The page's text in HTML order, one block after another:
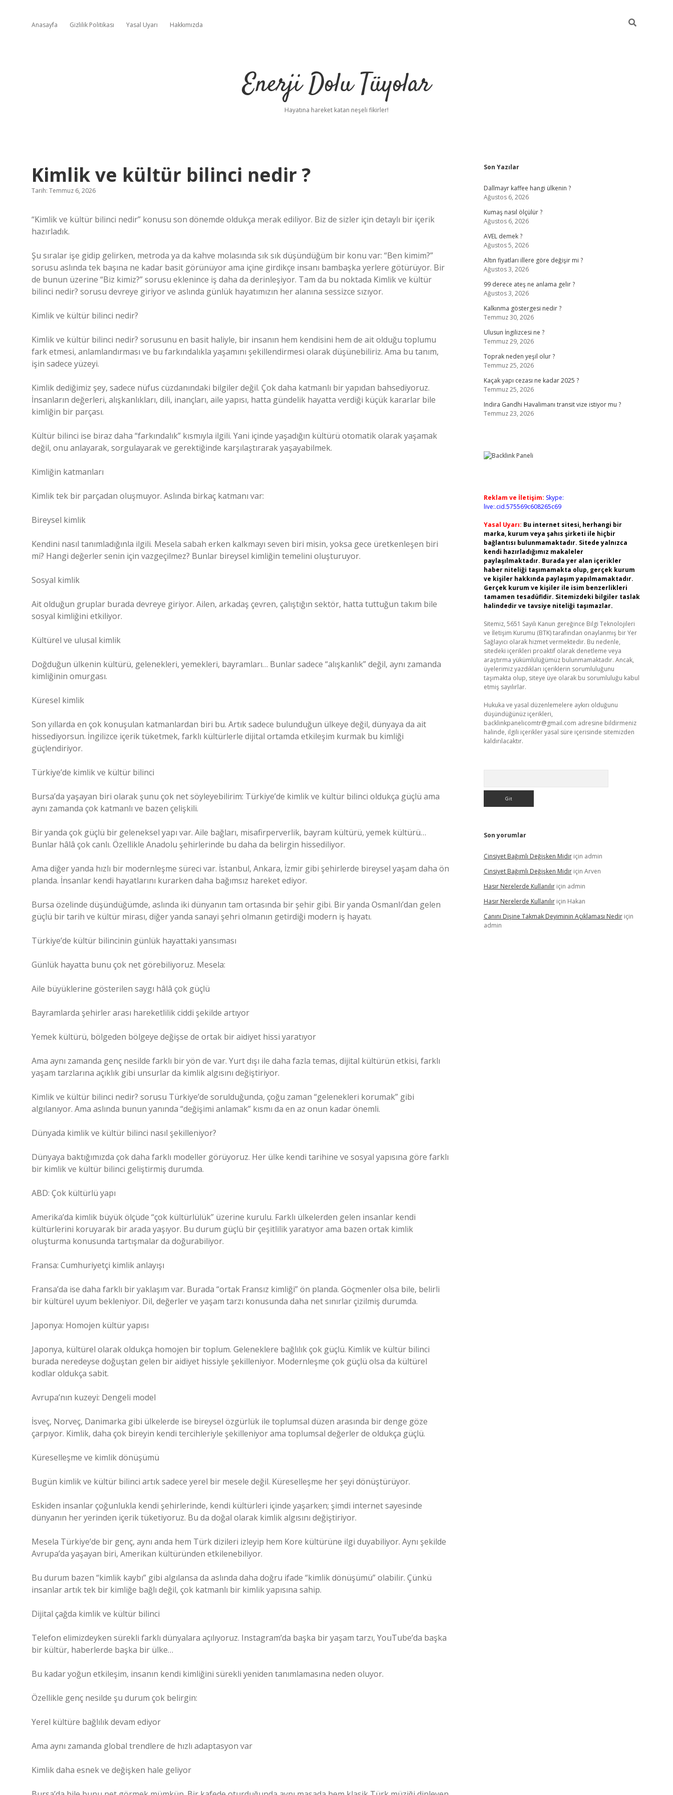
Anasayfa Gizlilik Politikası Yasal Uyarı Hakkımızda
Enerji Dolu Tüyolar
Hayatına hareket katan neşeli fikirler!
Kimlik ve kültür bilinci nedir ?
Tarih: Temmuz 6, 2026
“Kimlik ve kültür bilinci nedir” konusu son dönemde oldukça merak ediliyor. Biz de sizler için detaylı bir içerik
hazırladık.
Şu sıralar işe gidip gelirken, metroda ya da kahve molasında sık sık düşündüğüm bir konu var: “Ben kimim?”
sorusu aslında tek başına ne kadar basit görünüyor ama içine girdikçe insanı bambaşka yerlere götürüyor. Bir
de bunun üzerine “Biz kimiz?” sorusu eklenince iş daha da derinleşiyor. Tam da bu noktada Kimlik ve kültür
bilinci nedir? sorusu devreye giriyor ve aslında günlük hayatımızın her alanına sessizce sızıyor.
Kimlik ve kültür bilinci nedir?
Kimlik ve kültür bilinci nedir? sorusunu en basit haliyle, bir insanın hem kendisini hem de ait olduğu toplumu
fark etmesi, anlamlandırması ve bu farkındalıkla yaşamını şekillendirmesi olarak düşünebiliriz. Ama bu tanım,
işin sadece yüzeyi.
Kimlik dediğimiz şey, sadece nüfus cüzdanındaki bilgiler değil. Çok daha katmanlı bir yapıdan bahsediyoruz.
İnsanların değerleri, alışkanlıkları, dili, inançları, aile yapısı, hatta gündelik hayatta verdiği küçük kararlar bile
kimliğin bir parçası.
Kültür bilinci ise biraz daha “farkındalık” kısmıyla ilgili. Yani içinde yaşadığın kültürü otomatik olarak yaşamak
değil, onu anlayarak, sorgulayarak ve gerektiğinde karşılaştırarak yaşayabilmek.
Kimliğin katmanları
Kimlik tek bir parçadan oluşmuyor. Aslında birkaç katmanı var:
Bireysel kimlik
Kendini nasıl tanımladığınla ilgili. Mesela sabah erken kalkmayı seven biri misin, yoksa gece üretkenleşen biri
mi? Hangi değerler senin için vazgeçilmez? Bunlar bireysel kimliğin temelini oluşturuyor.
Sosyal kimlik
Ait olduğun gruplar burada devreye giriyor. Ailen, arkadaş çevren, çalıştığın sektör, hatta tuttuğun takım bile
sosyal kimliğini etkiliyor.
Kültürel ve ulusal kimlik
Doğduğun ülkenin kültürü, gelenekleri, yemekleri, bayramları… Bunlar sadece “alışkanlık” değil, aynı zamanda
kimliğinin omurgası.
Küresel kimlik
Son yıllarda en çok konuşulan katmanlardan biri bu. Artık sadece bulunduğun ülkeye değil, dünyaya da ait
hissediyorsun. İngilizce içerik tüketmek, farklı kültürlerle dijital ortamda etkileşim kurmak bu kimliği
güçlendiriyor.
Türkiye’de kimlik ve kültür bilinci
Bursa’da yaşayan biri olarak şunu çok net söyleyebilirim: Türkiye’de kimlik ve kültür bilinci oldukça güçlü ama
aynı zamanda çok katmanlı ve bazen çelişkili.
Bir yanda çok güçlü bir geleneksel yapı var. Aile bağları, misafirperverlik, bayram kültürü, yemek kültürü…
Bunlar hâlâ çok canlı. Özellikle Anadolu şehirlerinde bu daha da belirgin hissediliyor.
Ama diğer yanda hızlı bir modernleşme süreci var. İstanbul, Ankara, İzmir gibi şehirlerde bireysel yaşam daha ön
planda. İnsanlar kendi hayatlarını kurarken daha bağımsız hareket ediyor.
Bursa özelinde düşündüğümde, aslında iki dünyanın tam ortasında bir şehir gibi. Bir yanda Osmanlı’dan gelen
güçlü bir tarih ve kültür mirası, diğer yanda sanayi şehri olmanın getirdiği modern iş hayatı.
Türkiye’de kültür bilincinin günlük hayattaki yansıması
Günlük hayatta bunu çok net görebiliyoruz. Mesela:
Aile büyüklerine gösterilen saygı hâlâ çok güçlü
Bayramlarda şehirler arası hareketlilik ciddi şekilde artıyor
Yemek kültürü, bölgeden bölgeye değişse de ortak bir aidiyet hissi yaratıyor
Ama aynı zamanda genç nesilde farklı bir yön de var. Yurt dışı ile daha fazla temas, dijital kültürün etkisi, farklı
yaşam tarzlarına açıklık gibi unsurlar da kimlik algısını değiştiriyor.
Kimlik ve kültür bilinci nedir? sorusu Türkiye’de sorulduğunda, çoğu zaman “gelenekleri korumak” gibi
algılanıyor. Ama aslında bunun yanında “değişimi anlamak” kısmı da en az onun kadar önemli.
Dünyada kimlik ve kültür bilinci nasıl şekilleniyor?
Dünyaya baktığımızda çok daha farklı modeller görüyoruz. Her ülke kendi tarihine ve sosyal yapısına göre farklı
bir kimlik ve kültür bilinci geliştirmiş durumda.
ABD: Çok kültürlü yapı
Amerika’da kimlik büyük ölçüde “çok kültürlülük” üzerine kurulu. Farklı ülkelerden gelen insanlar kendi
kültürlerini koruyarak bir arada yaşıyor. Bu durum güçlü bir çeşitlilik yaratıyor ama bazen ortak kimlik
oluşturma konusunda tartışmalar da doğurabiliyor.
Fransa: Cumhuriyetçi kimlik anlayışı
Fransa’da ise daha farklı bir yaklaşım var. Burada “ortak Fransız kimliği” ön planda. Göçmenler olsa bile, belirli
bir kültürel uyum bekleniyor. Dil, değerler ve yaşam tarzı konusunda daha net sınırlar çizilmiş durumda.
Japonya: Homojen kültür yapısı
Japonya, kültürel olarak oldukça homojen bir toplum. Geleneklere bağlılık çok güçlü. Kimlik ve kültür bilinci
burada neredeyse doğuştan gelen bir aidiyet hissiyle şekilleniyor. Modernleşme çok güçlü olsa da kültürel
kodlar oldukça sabit.
Avrupa’nın kuzeyi: Dengeli model
İsveç, Norveç, Danimarka gibi ülkelerde ise bireysel özgürlük ile toplumsal düzen arasında bir denge göze
çarpıyor. Kimlik, daha çok bireyin kendi tercihleriyle şekilleniyor ama toplumsal değerler de oldukça güçlü.
Küreselleşme ve kimlik dönüşümü
Bugün kimlik ve kültür bilinci artık sadece yerel bir mesele değil. Küreselleşme her şeyi dönüştürüyor.
Eskiden insanlar çoğunlukla kendi şehirlerinde, kendi kültürleri içinde yaşarken; şimdi internet sayesinde
dünyanın her yerinden içerik tüketiyoruz. Bu da doğal olarak kimlik algısını değiştiriyor.
Mesela Türkiye’de bir genç, aynı anda hem Türk dizileri izleyip hem Kore kültürüne ilgi duyabiliyor. Aynı şekilde
Avrupa’da yaşayan biri, Amerikan kültüründen etkilenebiliyor.
Bu durum bazen “kimlik kaybı” gibi algılansa da aslında daha doğru ifade “kimlik dönüşümü” olabilir. Çünkü
insanlar artık tek bir kimliğe bağlı değil, çok katmanlı bir kimlik yapısına sahip.
Dijital çağda kimlik ve kültür bilinci
Telefon elimizdeyken sürekli farklı dünyalara açılıyoruz. Instagram’da başka bir yaşam tarzı, YouTube’da başka
bir kültür, haberlerde başka bir ülke…
Bu kadar yoğun etkileşim, insanın kendi kimliğini sürekli yeniden tanımlamasına neden oluyor.
Özellikle genç nesilde şu durum çok belirgin:
Yerel kültüre bağlılık devam ediyor
Ama aynı zamanda global trendlere de hızlı adaptasyon var
Kimlik daha esnek ve değişken hale geliyor
Sidebar
Son Yazılar
Dallmayr kaffee hangi ülkenin ?
Ağustos 6, 2026
Kumaş nasıl ölçülür ?
Ağustos 6, 2026
AVEL demek ?
Ağustos 5, 2026
Altın fiyatları illere göre değişir mi ?
Ağustos 3, 2026
99 derece ateş ne anlama gelir ?
Ağustos 3, 2026
Kalkınma göstergesi nedir ?
Temmuz 30, 2026
Ulusun İngilizcesi ne ?
Temmuz 29, 2026
Toprak neden yeşil olur ?
Temmuz 25, 2026
Kaçak yapı cezası ne kadar 2025 ?
Temmuz 25, 2026
Indira Gandhi Havalimanı transit vize istiyor mu ?
Temmuz 23, 2026
Reklam ve İletişim: Skype:
live:.cid.575569c608265c69
Yasal Uyarı: Bu internet sitesi, herhangi bir
marka, kurum veya şahıs şirketi ile hiçbir
bağlantısı bulunmamaktadır. Sitede yalnızca
kendi hazırladığımız makaleler
paylaşılmaktadır. Burada yer alan içerikler
haber niteliği taşımamakta olup, gerçek kurum
ve kişiler hakkında paylaşım yapılmamaktadır.
Gerçek kurum ve kişiler ile isim benzerlikleri
tamamen tesadüfidir. Sitemizdeki bilgiler taslak
halindedir ve tavsiye niteliği taşımazlar.
Sitemiz, 5651 Sayılı Kanun gereğince Bilgi Teknolojileri
ve İletişim Kurumu (BTK) tarafından onaylanmış bir Yer
Sağlayıcı olarak hizmet vermektedir. Bu nedenle,
sitedeki içerikleri proaktif olarak denetleme veya
araştırma yükümlülüğümüz bulunmamaktadır. Ancak,
üyelerimiz yazdıkları içeriklerin sorumluluğunu
taşımakta olup, siteye üye olarak bu sorumluluğu kabul
etmiş sayılırlar.
Hukuka ve yasal düzenlemelere aykırı olduğunu
düşündüğünüz içerikleri,
backlinkpanelicomtr@gmail.com adresine bildirmeniz
halinde, ilgili içerikler yasal süre içerisinde sitemizden
kaldırılacaktır.
Son yorumlar
Cinsiyet Bağımlı Değişken Midiriçin admin
Cinsiyet Bağımlı Değişken Midiriçin Arven
Hasır Nerelerde Kullanılıriçin admin
Hasır Nerelerde Kullanılıriçin Hakan
Canını Dişine Takmak Deyiminin Açıklaması Nediriçin
admin